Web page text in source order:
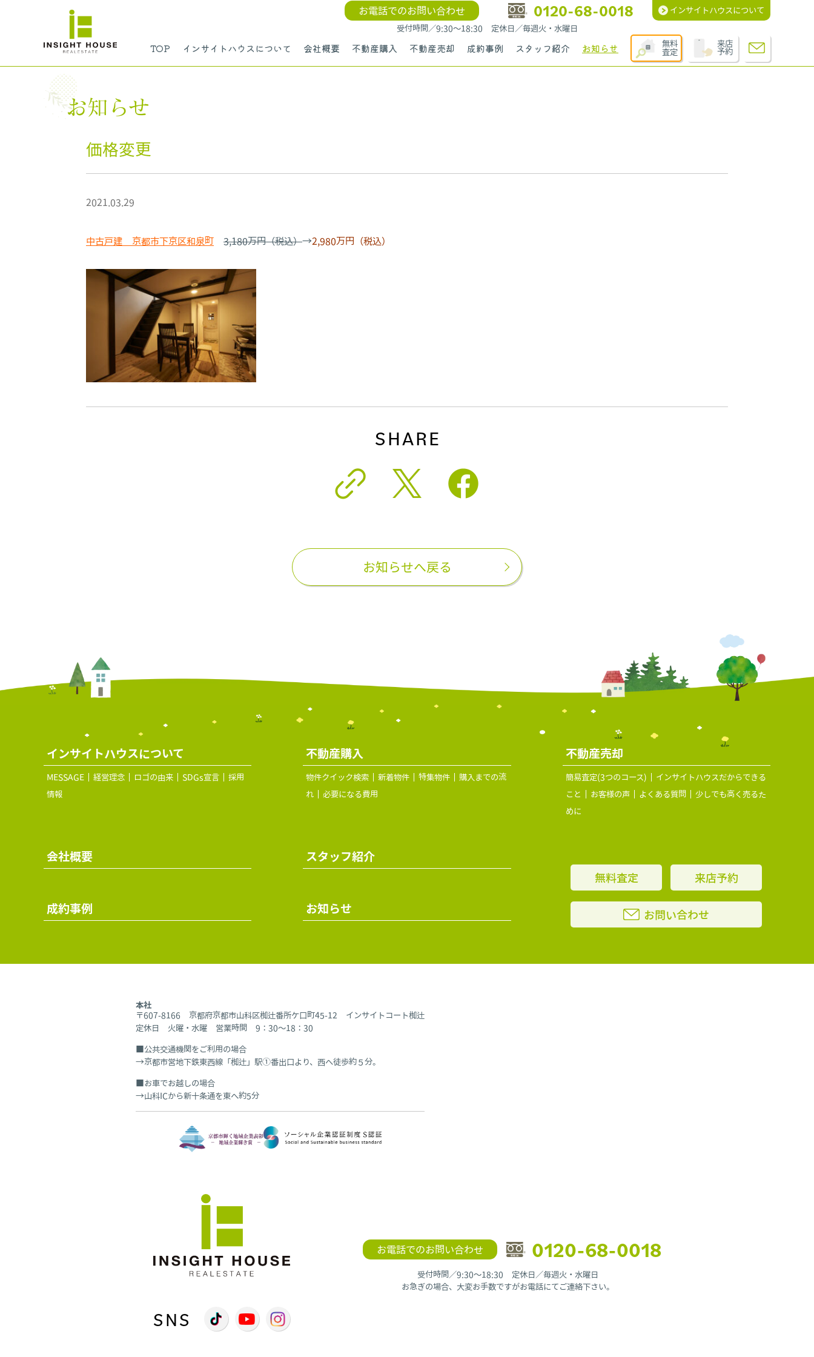
TOP インサイトハウスについて 会社概要 不動産購入 不動産売却 成約事例 スタッフ紹介 お知らせ
無料
査定
来店
予約
お電話でのお問い合わせ 0120-68-0018
受付時間／9:30〜18:30 定休日／毎週火・水曜日
インサイトハウスについて
お知らせ
価格変更
2021.03.29
中古戸建 京都市下京区和泉町 3,180万円（税込）→2,980万円（税込）
SHARE
お知らせへ戻る
インサイトハウスについて
MESSAGE 経営理念 ロゴの由来 SDGs宣言
採用
情報
不動産購入
物件クイック検索 新着物件 特集物件
購入までの流
れ
必要になる費用
不動産売却
簡易査定(3つのコース)
インサイトハウスだからできる
こと
お客様の声 よくある質問
少しでも高く売るた
めに
会社概要
成約事例
スタッフ紹介
お知らせ
無料査定 来店予約
お問い合わせ
本社
〒607-8166 京都府京都市山科区椥辻番所ケ口町45-12 インサイトコート椥辻
定休日 火曜・水曜 営業時間 9：30～18：30
公共交通機関をご利用の場合
京都市営地下鉄東西線「椥辻」駅①番出口より、西へ徒歩約５分。
お車でお越しの場合
山科ICから新十条通を東へ約5分
SNS
お電話でのお問い合わせ 0120-68-0018
受付時間／9:30〜18:30 定休日／毎週火・水曜日
お急ぎの場合、大変お手数ですがお電話にてご連絡下さい。